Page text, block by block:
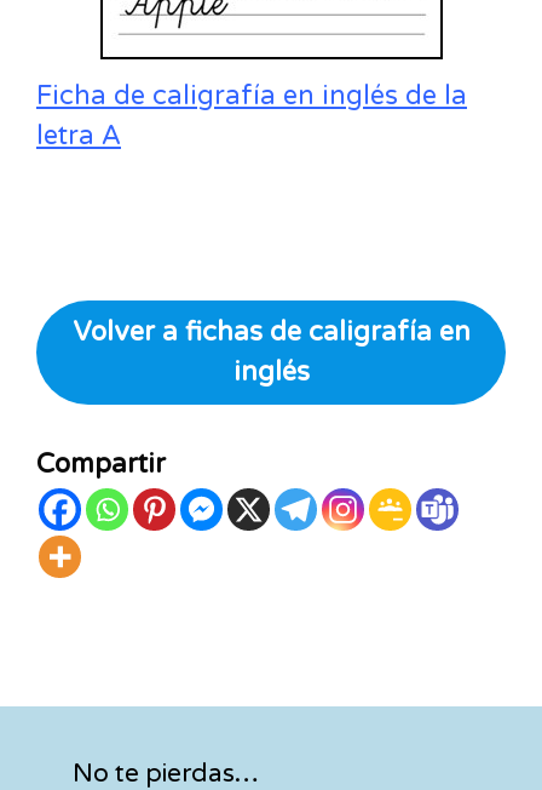
Ficha de caligrafía en inglés de la
letra A
Volver a fichas de caligrafía en
inglés
Compartir
No te pierdas…